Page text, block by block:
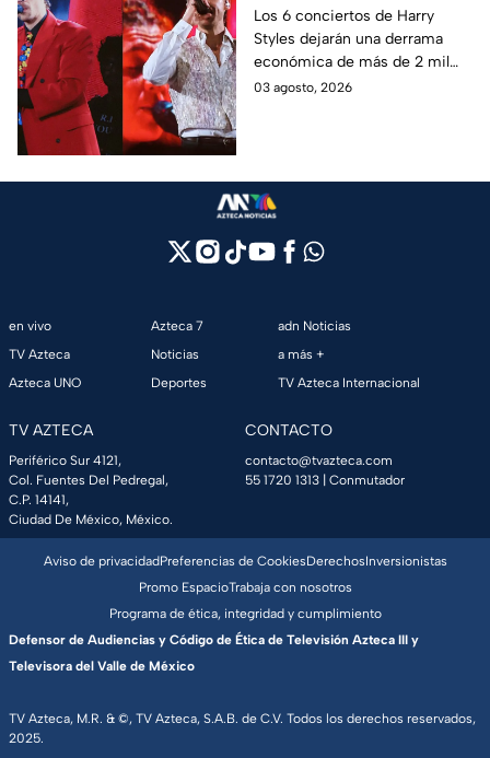
dejarán derrama de
más de 2 mil millones
de pesos
Los 6 conciertos de Harry
Styles dejarán una derrama
económica de más de 2 mil
millones de pesos en CDMX,
03 agosto, 2026
en vivo
TV Azteca
Azteca UNO
Azteca 7
Noticias
Deportes
adn Noticias
a más +
TV Azteca Internacional
TV AZTECA
Periférico Sur 4121,
Col. Fuentes Del Pedregal,
C.P. 14141,
Ciudad De México, México.
CONTACTO
contacto@tvazteca.com
55 1720 1313 | Conmutador
TV Azteca, M.R. & ©, TV Azteca, S.A.B. de C.V. Todos los derechos reservados,
2025.
Aviso de privacidadPreferencias de CookiesDerechosInversionistas
Promo EspacioTrabaja con nosotros
Programa de ética, integridad y cumplimiento
Defensor de Audiencias y Código de Ética de Televisión Azteca III y
Televisora del Valle de México